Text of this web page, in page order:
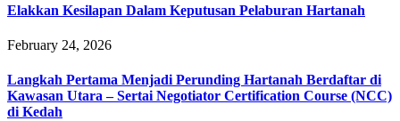
Elakkan Kesilapan Dalam Keputusan Pelaburan Hartanah
February 24, 2026
Langkah Pertama Menjadi Perunding Hartanah Berdaftar di
Kawasan Utara – Sertai Negotiator Certification Course (NCC)
di Kedah